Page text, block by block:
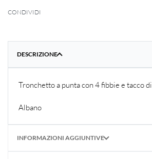
CONDIVIDI
DESCRIZIONE
Tronchetto a punta con 4 fibbie e tacco
Albano
INFORMAZIONI AGGIUNTIVE